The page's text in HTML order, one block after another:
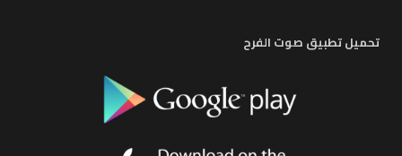
تحميل تطبيق صوت الفرح